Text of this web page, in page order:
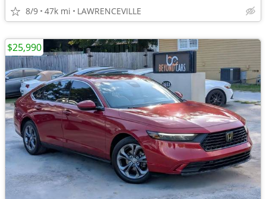
8/9 47k mi LAWRENCEVILLE
$25,990